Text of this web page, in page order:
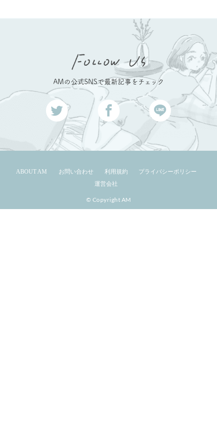
AMの公式SNSで最新記事をチェック
ABOUT AM お問い合わせ 利用規約
プライバシーポリシー
運営会社
© Copyright AM